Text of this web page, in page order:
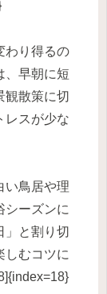
わり得るの
、早朝に短
観散策に切
レスが少な
い鳥居や理
シーズンに
」と割り切
しむコツに